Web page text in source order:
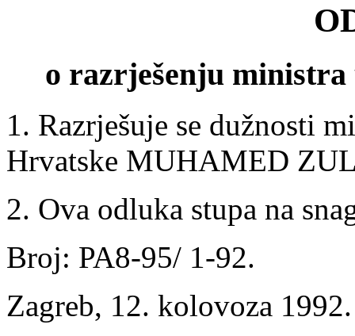
o razrješenju
1. Razrješuje se dužnosti
Hrvatske MUHAMED
2. Ova odluka stupa na
Broj: PA8-95/ 1-92.
Zagreb, 12. kolovoza 1992.